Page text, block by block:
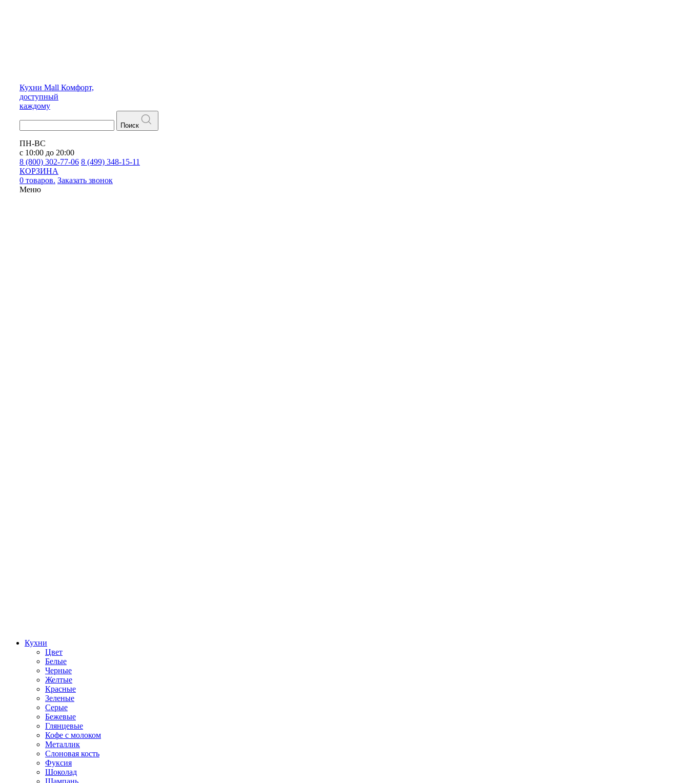
Кухни Mall Комфорт,
доступный
каждому
Поиск
ПН-ВС
с 10:00 до 20:00
8 (800) 302-77-06 8 (499) 348-15-11
КОРЗИНА
0 товаров. Заказать звонок
Меню
Кухни
Цвет
Белые
Черные
Желтые
Красные
Зеленые
Серые
Бежевые
Глянцевые
Кофе с молоком
Металлик
Слоновая кость
Фуксия
Шоколад
Шампань